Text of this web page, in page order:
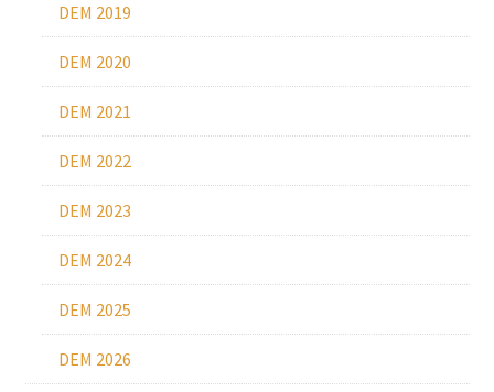
DEM 2019
DEM 2020
DEM 2021
DEM 2022
DEM 2023
DEM 2024
DEM 2025
DEM 2026